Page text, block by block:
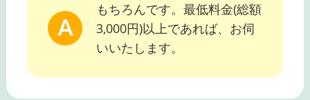
もちろんです。最低料金(総額
3,000円)以上であれば、お伺
いいたします。